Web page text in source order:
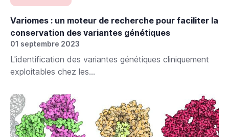
Variomes : un moteur de recherche pour faciliter la
conservation des variantes génétiques
01 septembre 2023
L'identification des variantes génétiques cliniquement
exploitables chez les...